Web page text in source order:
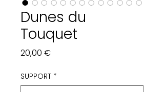
Dunes du
Touquet
20,00 €Prix
SUPPORT *